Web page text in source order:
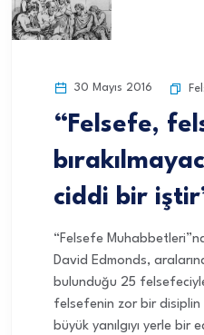
30 Mayıs 2016
“Felsefe,
ciddi bir
“Felsefe
David Edmonds,
bulunduğu 25
felsefenin zor bir
büyük yanılgıyı yerle bir